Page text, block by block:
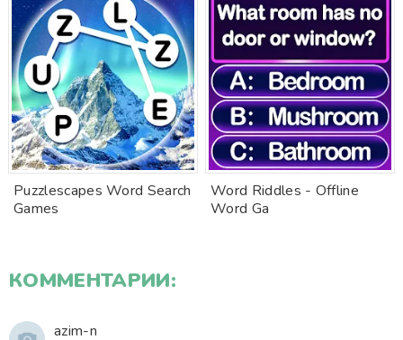
Puzzlescapes Word Search
Games
Word Riddles - Offline
Word Ga
КОММЕНТАРИИ:
azim-n